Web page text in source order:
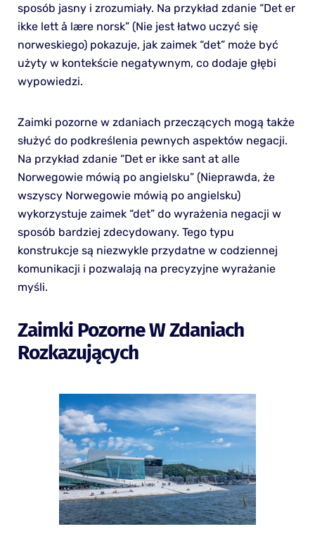
sposób jasny i zrozumiały. Na przykład zdanie “Det er
ikke lett å lære norsk” (Nie jest łatwo uczyć się
norweskiego) pokazuje, jak zaimek “det” może być
użyty w kontekście negatywnym, co dodaje głębi
wypowiedzi.
Zaimki pozorne w zdaniach przeczących mogą także
służyć do podkreślenia pewnych aspektów negacji.
Na przykład zdanie “Det er ikke sant at alle
Norwegowie mówią po angielsku” (Nieprawda, że
wszyscy Norwegowie mówią po angielsku)
wykorzystuje zaimek “det” do wyrażenia negacji w
sposób bardziej zdecydowany. Tego typu
konstrukcje są niezwykle przydatne w codziennej
komunikacji i pozwalają na precyzyjne wyrażanie
myśli.
Zaimki Pozorne W Zdaniach
Rozkazujących